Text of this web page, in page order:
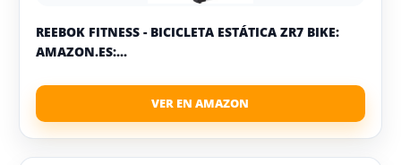
REEBOK FITNESS - BICICLETA ESTÁTICA ZR7 BIKE:
AMAZON.ES:...